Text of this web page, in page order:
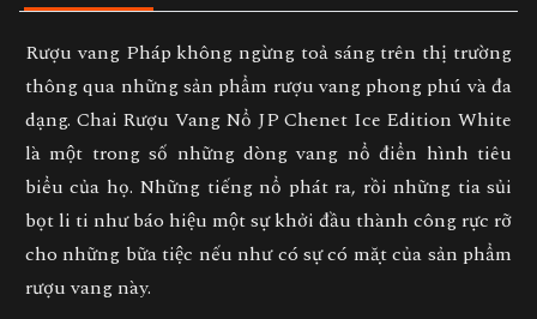
Rượu vang Pháp không ngừng toả sáng trên thị trường
thông qua những sản phẩm rượu vang phong phú và đa
dạng. Chai Rượu Vang Nổ JP Chenet Ice Edition White
là một trong số những dòng vang nổ điển hình tiêu
biểu của họ. Những tiếng nổ phát ra, rồi những tia sủi
bọt li ti như báo hiệu một sự khởi đầu thành công rực rỡ
cho những bữa tiệc nếu như có sự có mặt của sản phẩm
rượu vang này.